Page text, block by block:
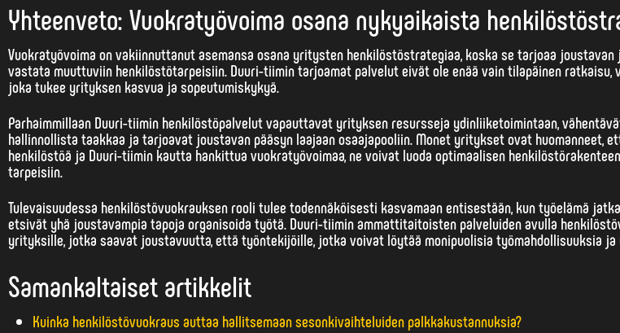
Yhteenveto: Vuokratyövoima osana nykyaikaista
Vuokratyövoima on vakiinnuttanut asemansa osana yritysten henkilöstöstrategiaa, koska se tarjoaa
vastata muuttuviin henkilöstötarpeisiin. Duuri-tiimin tarjoamat palvelut eivät ole enää vain tilapäinen ratkaisu,
joka tukee yrityksen kasvua ja sopeutumiskykyä.
Parhaimmillaan Duuri-tiimin henkilöstöpalvelut vapauttavat yrityksen resursseja ydinliiketoimintaan,
hallinnollista taakkaa ja tarjoavat joustavan pääsyn laajaan osaajapooliin. Monet yritykset ovat huomanneet,
henkilöstöä ja Duuri-tiimin kautta hankittua vuokratyövoimaa, ne voivat luoda optimaalisen
tarpeisiin.
Tulevaisuudessa henkilöstövuokrauksen rooli tulee todennäköisesti kasvamaan entisestään, kun työelämä
etsivät yhä joustavampia tapoja organisoida työtä. Duuri-tiimin ammattitaitoisten palveluiden avulla
yrityksille, jotka saavat joustavuutta, että työntekijöille, jotka voivat löytää monipuolisia työmahdollisuuksia ja
Samankaltaiset artikkelit
Kuinka henkilöstövuokraus auttaa hallitsemaan sesonkivaihteluiden palkkakustannuksia?